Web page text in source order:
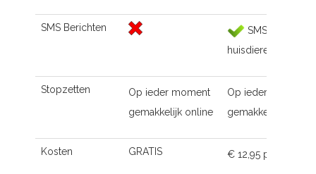
SMS Berichten
SMS naar de
huisdierenoppas
Stopzetten
Op ieder moment
gemakkelijk online
Op ieder moment
gemakkelijk online
Kosten GRATIS € 12,95 p.m.